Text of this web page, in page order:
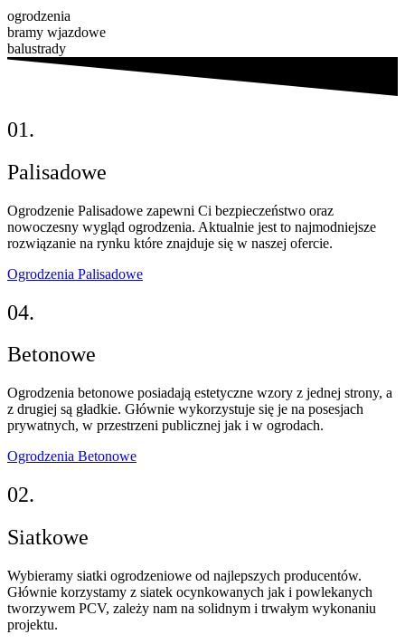
ogrodzenia
bramy wjazdowe
balustrady
01.
Palisadowe
Ogrodzenie Palisadowe zapewni Ci bezpieczeństwo oraz
nowoczesny wygląd ogrodzenia. Aktualnie jest to najmodniejsze
rozwiązanie na rynku które znajduje się w naszej ofercie.
Ogrodzenia Palisadowe
04.
Betonowe
Ogrodzenia betonowe posiadają estetyczne wzory z jednej strony, a
z drugiej są gładkie. Głównie wykorzystuje się je na posesjach
prywatnych, w przestrzeni publicznej jak i w ogrodach.
Ogrodzenia Betonowe
02.
Siatkowe
Wybieramy siatki ogrodzeniowe od najlepszych producentów.
Głównie korzystamy z siatek ocynkowanych jak i powlekanych
tworzywem PCV, zależy nam na solidnym i trwałym wykonaniu
projektu.